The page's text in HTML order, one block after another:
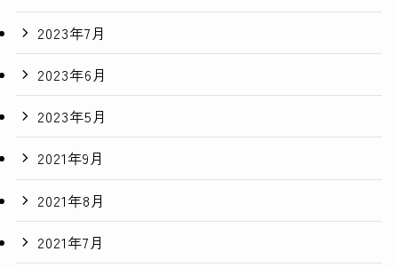
2023年7月
2023年6月
2023年5月
2021年9月
2021年8月
2021年7月